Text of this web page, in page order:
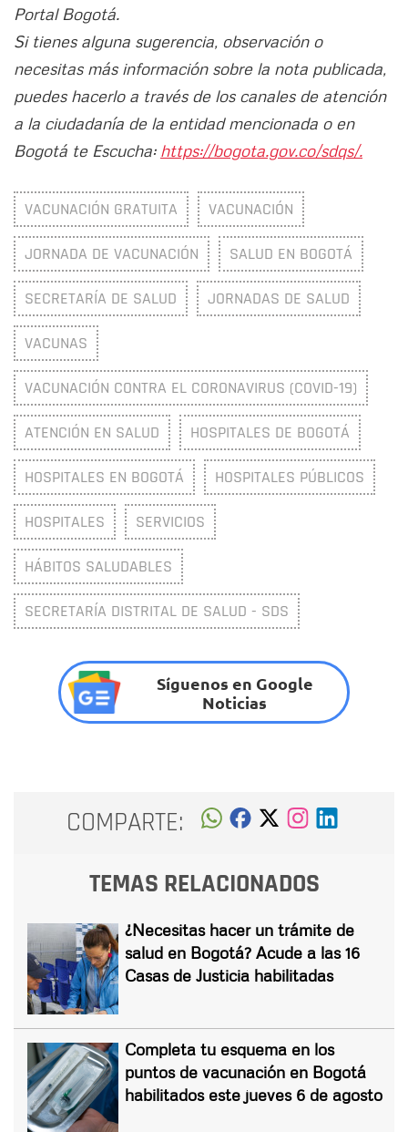
Portal Bogotá.
Si tienes alguna sugerencia, observación o
necesitas más información sobre la nota publicada,
puedes hacerlo a través de los canales de atención
a la ciudadanía de la entidad mencionada o en
Bogotá te Escucha: https://bogota.gov.co/sdqs/.
VACUNACIÓN GRATUITA VACUNACIÓN
JORNADA DE VACUNACIÓN SALUD EN BOGOTÁ
SECRETARÍA DE SALUD JORNADAS DE SALUD
VACUNAS
VACUNACIÓN CONTRA EL CORONAVIRUS (COVID-19)
ATENCIÓN EN SALUD HOSPITALES DE BOGOTÁ
HOSPITALES EN BOGOTÁ HOSPITALES PÚBLICOS
HOSPITALES SERVICIOS
HÁBITOS SALUDABLES
SECRETARÍA DISTRITAL DE SALUD - SDS
Síguenos en Google
Noticias
COMPARTE:
TEMAS RELACIONADOS
¿Necesitas hacer un trámite de
salud en Bogotá? Acude a las 16
Casas de Justicia habilitadas
Completa tu esquema en los
puntos de vacunación en Bogotá
habilitados este jueves 6 de agosto